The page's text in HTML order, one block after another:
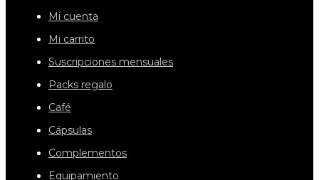
Mi cuenta
Mi carrito
Suscripciones mensuales
Packs regalo
Café
Cápsulas
Complementos
Equipamiento